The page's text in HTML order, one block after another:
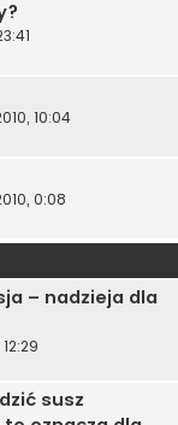
10:04
0:08
– nadzieja dla
susz